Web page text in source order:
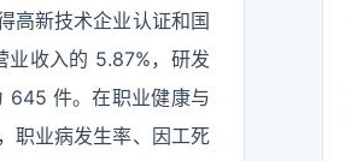
高新技术企业认证和国
业收入的 5.87%，研发
645 件。在职业健康与
职业病发生率、因工死